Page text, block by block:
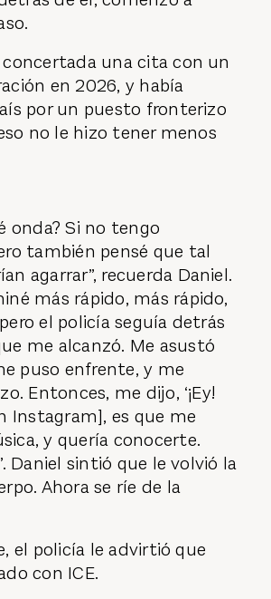
una cita con un
en 2026, y había
por un puesto fronterizo
no le hizo tener menos
onda? Si no tengo
también pensé que tal
agarrar”, recuerda Daniel.
más rápido, más rápido,
el policía seguía detrás
me alcanzó. Me asustó
puso enfrente, y me
Entonces, me dijo, ‘¡Ey!
Instagram], es que me
y quería conocerte.
Daniel sintió que le volvió la
Ahora se ríe de la
el policía le advirtió que
con ICE.